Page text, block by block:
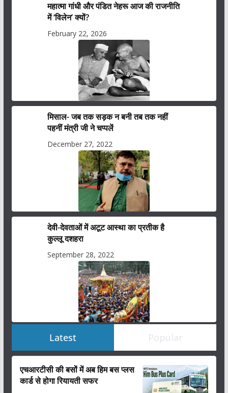
महात्मा गांधी और पंडित नेहरू आज की राजनीति
में ‘विलेन’ क्यों?
February 22, 2026
मिसाल- जब तक सड़क न बनी तब तक नहीं
पहनीं मंत्री जी ने चप्पलें
December 27, 2022
देवी-देवताओं में अटूट आस्था का प्रतीक है
कुल्लू दशहरा
September 28, 2022
Latest Popular
एचआरटीसी की बसों में अब हिम बस प्लस
कार्ड से होगा रियायती सफर